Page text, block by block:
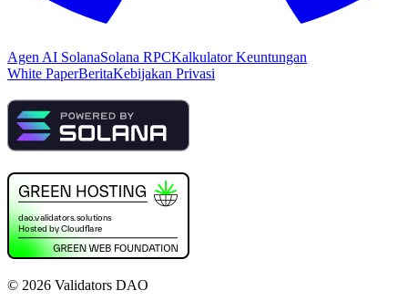
Agen AI SolanaSolana RPCKalkulator Keuntungan
White PaperBeritaKebijakan Privasi
© 2026 Validators DAO